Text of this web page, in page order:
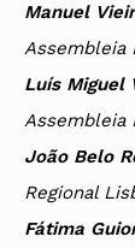
Manuel
Assembleia
Luís Miguel
Assembleia
João Belo
Regional
Fátima